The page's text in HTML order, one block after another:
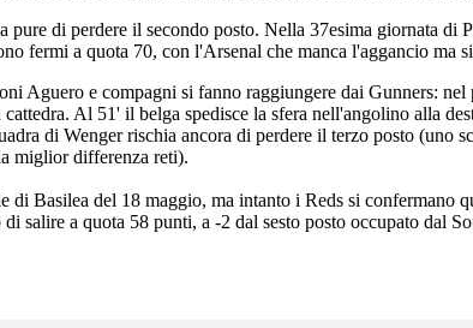
pure di perdere il secondo posto. Nella 37esima giornata di
fermi a quota 70, con l'Arsenal che manca l'aggancio ma
Aguero e compagni si fanno raggiungere dai Gunners:
Al 51' il belga spedisce la sfera nell'angolino alla
di Wenger rischia ancora di perdere il terzo posto (uno
miglior differenza reti).
Basilea del 18 maggio, ma intanto i Reds si
salire a quota 58 punti, a -2 dal sesto posto occupato dal